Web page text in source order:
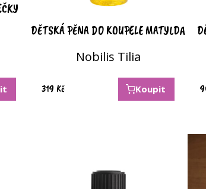
DĚTSKÁ PĚNA DO KOUPELE MATYLDA
Nobilis Tilia
319 Kč Koupit